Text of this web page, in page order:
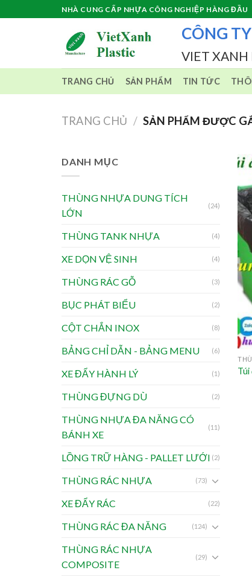
to
NHÀ CUNG CẤP NHỰA CÔNG NGHIỆP HÀNG ĐẦU
CÔNG
VIET
TRANG CHỦ SẢN PHẨM TIN TỨC
TRANG CHỦ / SẢN PHẨM ĐƯỢC
DANH MỤC
THÙNG NHỰA DUNG TÍCH
LỚN
(24)
THÙNG TANK NHỰA (4)
XE DỌN VỆ SINH (4)
THÙNG RÁC GỖ (3)
BỤC PHÁT BIỂU (2)
CỘT CHẮN INOX (8)
BẢNG CHỈ DẪN - BẢNG MENU (6)
XE ĐẨY HÀNH LÝ (1)
THÙNG ĐỰNG DÙ (2)
THÙNG NHỰA ĐA NĂNG CÓ
BÁNH XE
(11)
LỒNG TRỮ HÀNG - PALLET LƯỚI (2)
THÙNG RÁC NHỰA (73)
XE ĐẨY RÁC (22)
THÙNG RÁC ĐA NĂNG (124)
THÙNG RÁC NHỰA
COMPOSITE
(29)
Túi